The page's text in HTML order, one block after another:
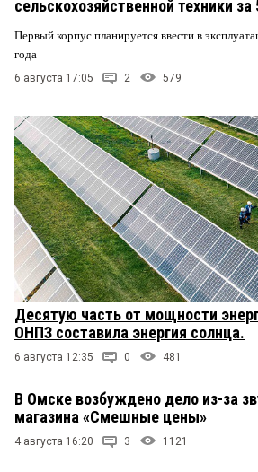
сельскохозяйственной техники
Первый корпус планируется ввести в
года
6 августа 17:05 2 579
Десятую часть от мощности
ОНПЗ составила энергия солнца.
6 августа 12:35 0 481
В Омске возбуждено дело из-за
магазина «Смешные цены»
4 августа 16:20 3 1121